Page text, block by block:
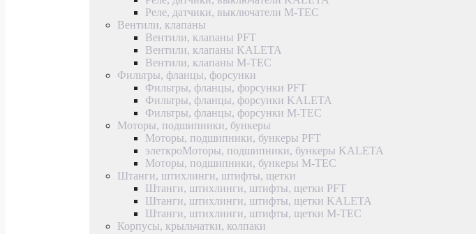
Реле, датчики, выключатели M-TEC
Вентили, клапаны
Вентили, клапаны PFT
Вентили, клапаны KALETA
Вентили, клапаны M-TEC
Фильтры, фланцы, форсунки
Фильтры, фланцы, форсунки PFT
Фильтры, фланцы, форсунки KALETA
Фильтры, фланцы, форсунки M-TEC
Моторы, подшипники, бункеры
Моторы, подшипники, бункеры PFT
элеткроМоторы, подшипники, бункеры KALETA
Моторы, подшипники, бункеры M-TEC
Штанги, штихлинги, штифты, щетки
Штанги, штихлинги, штифты, щетки PFT
Штанги, штихлинги, штифты, щетки KALETA
Штанги, штихлинги, штифты, щетки M-TEC
Корпусы, крыльчатки, колпаки